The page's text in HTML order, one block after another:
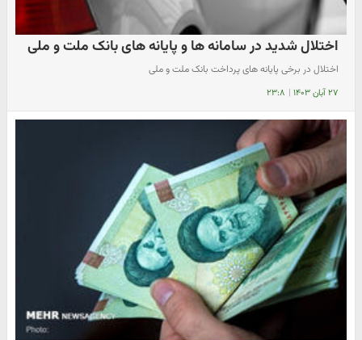
اختلال شدید در سامانه ها و پایانه های بانک ملت و ملی
اختلال در برخی پایانه های پرداخت بانک ملت و ملی
۲۷ آبان ۱۴۰۳ | ۲۳:۸